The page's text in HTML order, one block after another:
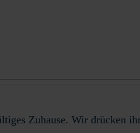
Zuhause. Wir drücken